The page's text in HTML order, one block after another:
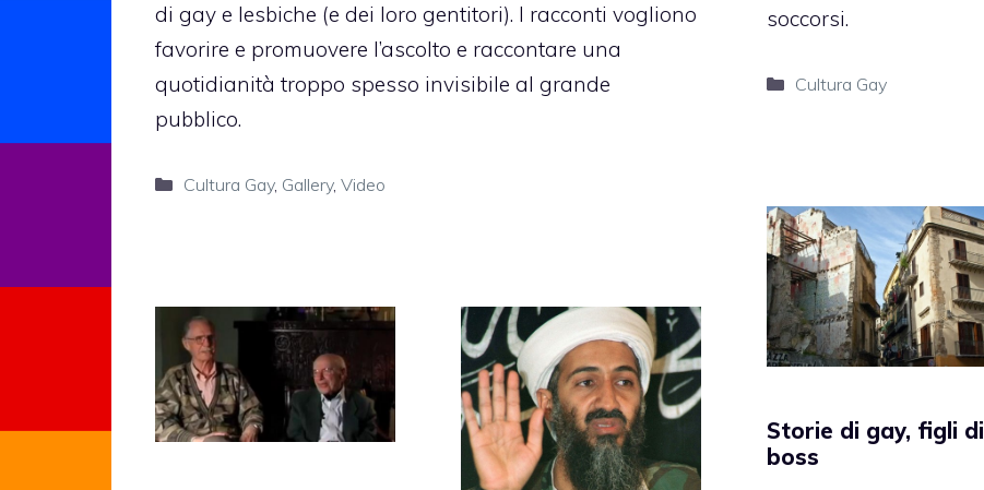
di gay e lesbiche (e dei loro gentitori). I racconti vogliono
favorire e promuovere l’ascolto e raccontare una
quotidianità troppo spesso invisibile al grande
pubblico.
Categorie
Cultura Gay, Gallery, Video
soccorsi.
Categorie
Cultura Gay
Storie di gay, figli di
boss